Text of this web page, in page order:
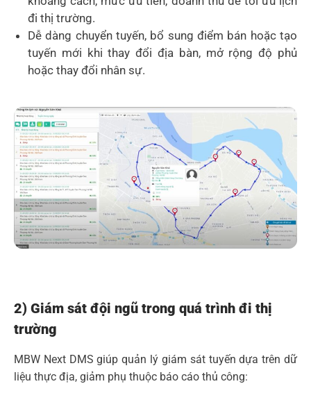
đi thị trường.
Dễ dàng chuyển tuyến, bổ sung điểm bán hoặc tạo
tuyến mới khi thay đổi địa bàn, mở rộng độ phủ
hoặc thay đổi nhân sự.
2) Giám sát đội ngũ trong quá trình đi thị
trường
MBW Next DMS giúp quản lý giám sát tuyến dựa trên dữ
liệu thực địa, giảm phụ thuộc báo cáo thủ công: